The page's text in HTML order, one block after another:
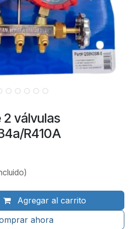
válvulas
R410A
Agregar al carrito
ahora